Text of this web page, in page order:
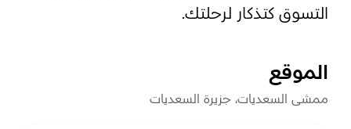
منطقة الظفرة
مركز أبوظبي الوطني للمعارض والمؤتمرات
التسوق كتذكار لرحلتك.
الموقع
ممشى السعديات، جزيرة السعديات